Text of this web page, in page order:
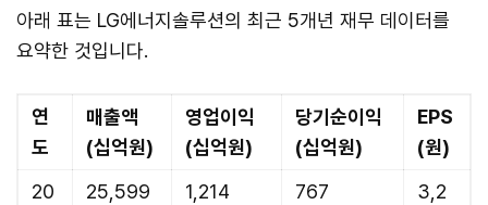
아래 표는 LG에너지솔루션의 최근 5개년 재무 데이터를
요약한 것입니다.
연
도
매출액
(십억원)
영업이익
(십억원)
당기순이익
(십억원)
EPS
(원)
20
25,599 1,214 767
3,2